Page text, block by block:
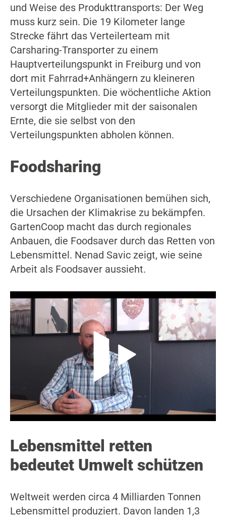
und Weise des Produkttransports: Der Weg
muss kurz sein. Die 19 Kilometer lange
Strecke fährt das Verteilerteam mit
Carsharing-Transporter zu einem
Hauptverteilungspunkt in Freiburg und von
dort mit Fahrrad+Anhängern zu kleineren
Verteilungspunkten. Die wöchentliche Aktion
versorgt die Mitglieder mit der saisonalen
Ernte, die sie selbst von den
Verteilungspunkten abholen können.
Foodsharing
Verschiedene Organisationen bemühen sich,
die Ursachen der Klimakrise zu bekämpfen.
GartenCoop macht das durch regionales
Anbauen, die Foodsaver durch das Retten von
Lebensmittel. Nenad Savic zeigt, wie seine
Arbeit als Foodsaver aussieht.
Video-Player überspringen
Lebensmittel retten
bedeutet Umwelt schützen
Weltweit werden circa 4 Milliarden Tonnen
Lebensmittel produziert. Davon landen 1,3